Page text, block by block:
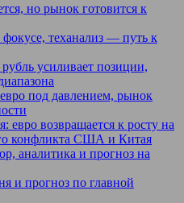
но рынок готовится к
теханализ — путь к
усиливает позиции,
под давлением, рынок
возвращается к росту на
конфликта США и Китая
аналитика и прогноз на
и прогноз по главной